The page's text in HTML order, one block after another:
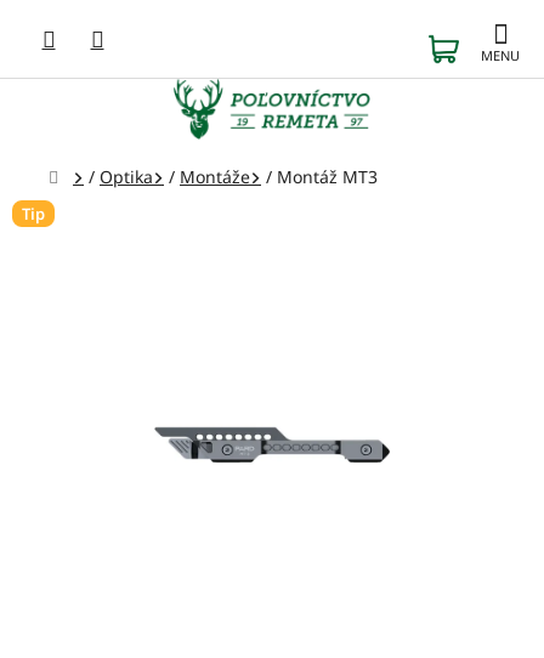
obsah
KOŠÍK
Domov
/ Optika / Montáže / Montáž MT3
Tip